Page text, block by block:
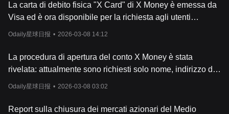
La carta di debito fisica "X Card" di X Money è emessa da
Visa ed è ora disponibile per la richiesta agli utenti
statunitensi in fase di test.
Odaily星球日报 • 2026-03-08 14:12
La procedura di apertura del conto X Money è stata
rivelata: attualmente sono richiesti solo nome, indirizzo di
residenza, ecc., mentre la verifica di sicurezza si basa sul
Odaily星球日报 • 2026-03-08 03:02
Report sulla chiusura dei mercati azionari del Medio